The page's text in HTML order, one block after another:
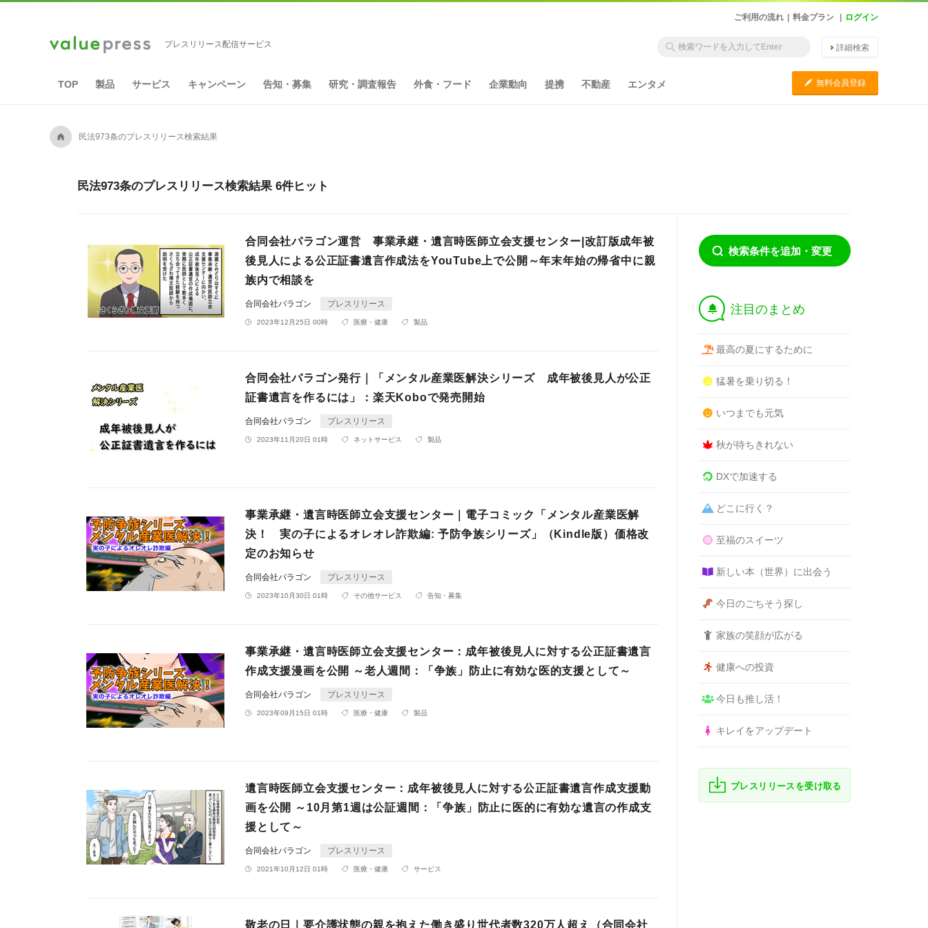
ご利用の流れ 料金プラン ログイン
プレスリリース配信サービス 詳細検索
TOP 製品 サービス キャンペーン 告知・募集 研究・調査報告 外食・フード 企業動向 提携 不動産 エンタメ C 無料会員登録
A 民法973条のプレスリリース検索結果
民法973条のプレスリリース検索結果 6件ヒット
合同会社パラゴン運営 事業承継・遺言時医師立会支援センター|改訂版成年被
後見人による公正証書遺言作成法をYouTube上で公開～年末年始の帰省中に親
族内で相談を
合同会社パラゴン プレスリリース
2023年12月25日 00時 医療・健康 製品
合同会社パラゴン発行｜「メンタル産業医解決シリーズ 成年被後見人が公正
証書遺言を作るには」：楽天Koboで発売開始
合同会社パラゴン プレスリリース
2023年11月20日 01時 ネットサービス 製品
事業承継・遺言時医師立会支援センター｜電子コミック「メンタル産業医解
決！ 実の子によるオレオレ詐欺編: 予防争族シリーズ」（Kindle版）価格改
定のお知らせ
合同会社パラゴン プレスリリース
2023年10月30日 01時 その他サービス 告知・募集
事業承継・遺言時医師立会支援センター：成年被後見人に対する公正証書遺言
作成支援漫画を公開 ～老人週間：「争族」防止に有効な医的支援として～
合同会社パラゴン プレスリリース
2023年09月15日 01時 医療・健康 製品
遺言時医師立会支援センター：成年被後見人に対する公正証書遺言作成支援動
画を公開 ～10月第1週は公証週間：「争族」防止に医的に有効な遺言の作成支
援として～
合同会社パラゴン プレスリリース
2021年10月12日 01時 医療・健康 サービス
敬老の日｜要介護状態の親を抱えた働き盛り世代者数320万人超え（合同会社
検索条件を追加・変更
† 注目のまとめ
最高の夏にするために
猛暑を乗り切る！
いつまでも元気
秋が待ちきれない
DXで加速する
どこに行く？
至福のスイーツ
新しい本（世界）に出会う
今日のごちそう探し
家族の笑顔が広がる
健康への投資
今日も推し活！
キレイをアップデート
プレスリリースを受け取る